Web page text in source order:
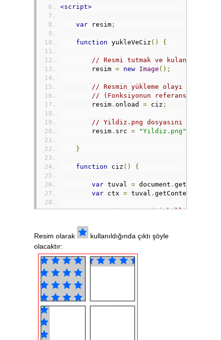
<script>
var resim ;
function yukleVeCiz () {
// Resmi tutmak ve
        resim
= new Image ();
// Resmin yükleme olayı
// (Fonksiyonun referansını
        resim
. onload = ciz ;
// Yildiz.png dosyasını src
        resim
. src = "Yildiz.png"
}
function ciz () {
var tuval = document .
var ctx = tuval . getContext
// resim nesnesini kullanarak
        ctx
.fillStyle
        ctx
// Dörtgenin kenarları belli
        ctx
.strokeRect
Resim olarak
kullanıldığında çıktı şöyle
olacaktır: